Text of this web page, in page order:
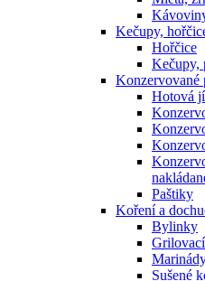
Kečupy,
Hořčice
Kečupy,
Konzervované
Hotová
Paštiky
Koření a
Bylinky
Sušené